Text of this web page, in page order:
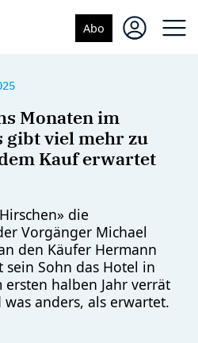
Abo
Monaten im
gibt viel mehr zu
Kauf erwartet
die
Vorgänger Michael
den Käufer Hermann
Sohn das Hotel in
ersten halben Jahr verrät
anders, als erwartet.